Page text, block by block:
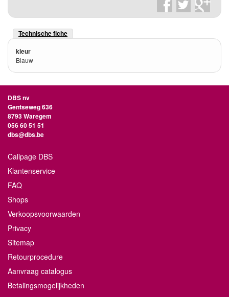
Technische fiche
kleur
Blauw
DBS nv
Gentseweg 636
8793 Waregem
056 60 51 51
dbs@dbs.be
Calipage DBS
Klantenservice
FAQ
Shops
Verkoopsvoorwaarden
Privacy
Sitemap
Retourprocedure
Aanvraag catalogus
Betalingsmogelijkheden